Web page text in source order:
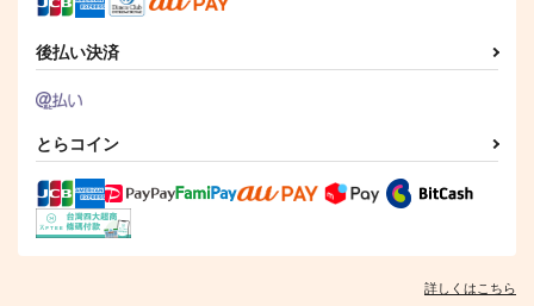
ひふみうた
11,000円（税込）
轟焦凍×緑谷出久
サンプル
1,257 円（税込）
サンプル
802円 （税込）
トレイ×ケイト
サンプル
作品詳細
後払い決済
とらコイン
詳しくはこちら